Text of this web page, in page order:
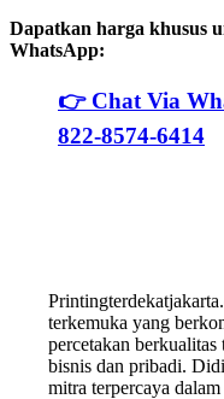
Dapatkan harga khusus
WhatsApp:
👉 Chat Via
822-8574-6414
terkemuka yang
percetakan
bisnis dan pribadi.
mitra terpercaya